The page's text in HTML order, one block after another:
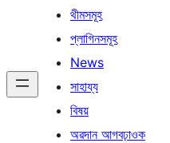
থীমসমূহ
প্লাগিনসমূহ
News
সাহায্য
বিষয়
অৱদান আগবঢ়াওক